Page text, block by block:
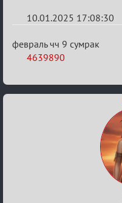
10.01.2025 17:08:30
Re:
Двенадцать
2025
февраль чч 9 сумрак
4639890